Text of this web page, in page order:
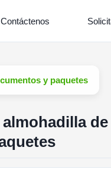
Contáctenos
y paquetes
de